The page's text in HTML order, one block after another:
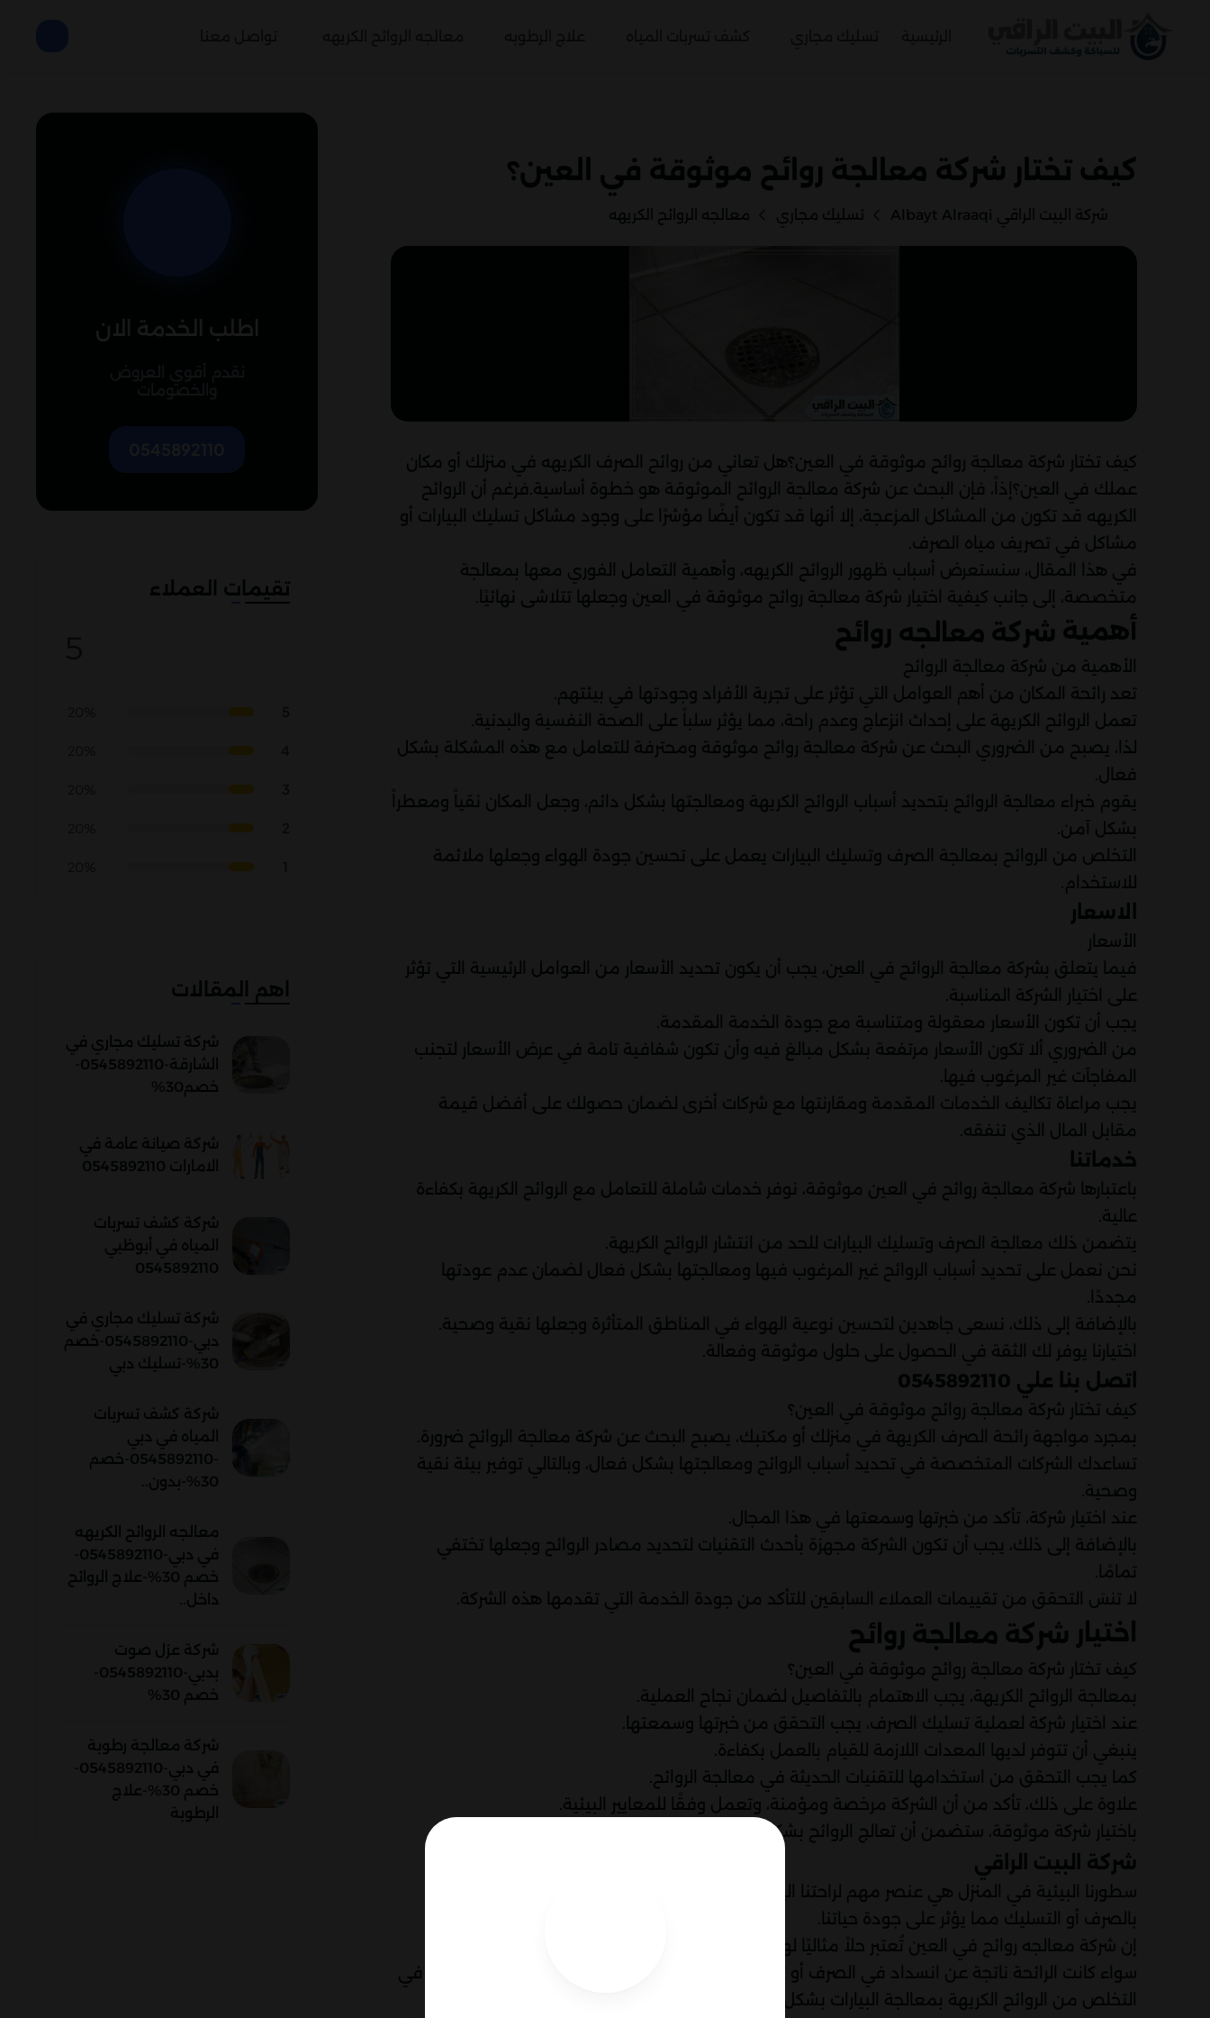
كيف تختار شركة معالجة روائح موثوقة في العين؟
شركة البيت الراقي Albayt Alraaqi تسليك مجاري معالجه الروائح الكريهه
كيف تختار شركة معالجة روائح موثوقة في العين؟هل تعاني من روائح الصرف الكريهه في منزلك أو مكان
عملك في العين؟إذاً، فإن البحث عن شركة معالجة الروائح الموثوقة هو خطوة أساسية.فرغم أن الروائح
الكريهه قد تكون من المشاكل المزعجة، إلا أنها قد تكون أيضًا مؤشرًا على وجود مشاكل تسليك البيارات أو
مشاكل في تصريف مياه الصرف.
في هذا المقال، سنستعرض أسباب ظهور الروائح الكريهه، وأهمية التعامل الفوري معها بمعالجة
متخصصة، إلى جانب كيفية اختيار شركة معالجة روائح موثوقة في العين وجعلها تتلاشى نهائيًا.
أهمية شركة معالجه روائح
الأهمية من شركة معالجة الروائح
تعد رائحة المكان من أهم العوامل التي تؤثر على تجربة الأفراد وجودتها في بيئتهم.
تعمل الروائح الكريهة على إحداث انزعاج وعدم راحة، مما يؤثر سلباً على الصحة النفسية والبدنية.
لذا، يصبح من الضروري البحث عن شركة معالجة روائح موثوقة ومحترفة للتعامل مع هذه المشكلة بشكل
فعال.
يقوم خبراء معالجة الروائح بتحديد أسباب الروائح الكريهة ومعالجتها بشكل دائم، وجعل المكان نقياً ومعطراً
بشكل آمن.
التخلص من الروائح بمعالجة الصرف وتسليك البيارات يعمل على تحسين جودة الهواء وجعلها ملائمة
للاستخدام.
الاسعار
الأسعار
فيما يتعلق بشركة معالجة الروائح في العين، يجب أن يكون تحديد الأسعار من العوامل الرئيسية التي تؤثر
على اختيار الشركة المناسبة.
يجب أن تكون الأسعار معقولة ومتناسبة مع جودة الخدمة المقدمة.
من الضروري ألا تكون الأسعار مرتفعة بشكل مبالغ فيه وأن تكون شفافية تامة في عرض الأسعار لتجنب
المفاجآت غير المرغوب فيها.
يجب مراعاة تكاليف الخدمات المقدمة ومقارنتها مع شركات أخرى لضمان حصولك على أفضل قيمة
مقابل المال الذي تنفقه.
خدماتنا
باعتبارها شركة معالجة روائح في العين موثوقة، نوفر خدمات شاملة للتعامل مع الروائح الكريهة بكفاءة
عالية.
يتضمن ذلك معالجة الصرف وتسليك البيارات للحد من انتشار الروائح الكريهة.
نحن نعمل على تحديد أسباب الروائح غير المرغوب فيها ومعالجتها بشكل فعال لضمان عدم عودتها
مجددًا.
بالإضافة إلى ذلك، نسعى جاهدين لتحسين نوعية الهواء في المناطق المتأثرة وجعلها نقية وصحية.
اختيارنا يوفر لك الثقة في الحصول على حلول موثوقة وفعالة.
اتصل بنا علي 0545892110
كيف تختار شركة معالجة روائح موثوقة في العين؟
بمجرد مواجهة رائحة الصرف الكريهة في منزلك أو مكتبك، يصبح البحث عن شركة معالجة الروائح ضرورة.
تساعدك الشركات المتخصصة في تحديد أسباب الروائح ومعالجتها بشكل فعال، وبالتالي توفير بيئة نقية
وصحية.
عند اختيار شركة، تأكد من خبرتها وسمعتها في هذا المجال.
بالإضافة إلى ذلك، يجب أن تكون الشركة مجهزة بأحدث التقنيات لتحديد مصادر الروائح وجعلها تختفي
تمامًا.
لا تنسَ التحقق من تقييمات العملاء السابقين للتأكد من جودة الخدمة التي تقدمها هذه الشركة.
اختيار شركة معالجة روائح
كيف تختار شركة معالجة روائح موثوقة في العين؟
بمعالجة الروائح الكريهة، يجب الاهتمام بالتفاصيل لضمان نجاح العملية.
عند اختيار شركة لعملية تسليك الصرف، يجب التحقق من خبرتها وسمعتها.
ينبغي أن تتوفر لديها المعدات اللازمة للقيام بالعمل بكفاءة.
كما يجب التحقق من استخدامها للتقنيات الحديثة في معالجة الروائح.
علاوة على ذلك، تأكد من أن الشركة مرخصة ومؤمنة، وتعمل وفقًا للمعايير البيئية.
باختيار شركة موثوقة، ستضمن أن تعالج الروائح بشكل فعال وتحافظ على بيئتك نقية.
شركة البيت الراقي
سطورنا البيئية في المنزل هي عنصر مهم لراحتنا اليومية، ولكن قد نواجه مشاكل مثل الروائح الكريهة
بالصرف أو التسليك مما يؤثر على جودة حياتنا.
إن شركة معالجه روائح في العين تُعتبر حلاً مثاليًا لهذه المشكلة.
سواء كانت الرائحة ناتجة عن انسداد في الصرف أو تسليك غير فعّال، تهدف هذه الشركة إلى مساعدتك في
التخلص من الروائح الكريهة بمعالجة البيارات بشكل فعّال وجعلها تبدو نظيفة ومعطرة.
اطلب الخدمة الان
تقيمات العملاء
اهم المقالات
شركة تسليك مجاري في
خصم30%
شركة صيانة عامة في
الامارات 0545892110
شركة كشف تسربات
المياه في أبوظبي
0545892110
شركة تسليك مجاري في
دبي-0545892110-خصم
30%-تسليك دبي
شركة كشف تسربات
المياه في دبي
-0545892110-خصم
30%-بدون..
معالجه الروائح الكريهه
خصم 30%-علاج الروائح
داخل..
شركة عزل صوت
خصم 30%
شركة معالجة رطوبة
خصم 30%-علاج
الرطوبة